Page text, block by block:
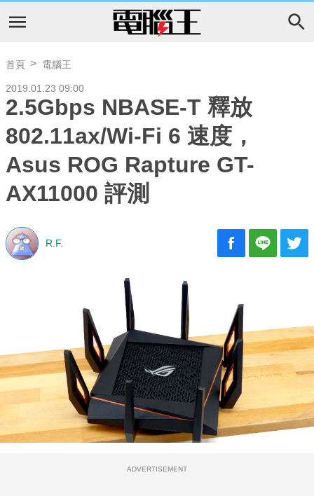
首頁 電腦王
2019.01.23 09:00
2.5Gbps NBASE-T 釋放
802.11ax/Wi-Fi 6 速度，
Asus ROG Rapture GT-
AX11000 評測
R.F.
ADVERTISEMENT